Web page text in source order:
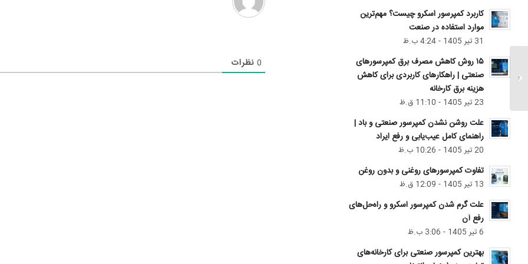
0نظرات
کاربرد کمپرسور اسکرو چیست؟ مهم‌ترین
موارد استفاده در صنعت
31 تیر 1405 - 4:24 ب.ظ
۱۵ روش کاهش مصرف برق کمپرسورهای
صنعتی | راهکارهای کاربردی برای کاهش
هزینه برق کارخانه
23 تیر 1405 - 11:10 ق.ظ
علت روشن نشدن کمپرسور صنعتی و باد |
راهنمای کامل عیب‌یابی و رفع ایراد
20 تیر 1405 - 10:26 ب.ظ
تفاوت کمپرسور‌های روغنی و بدون روغن
13 تیر 1405 - 12:09 ق.ظ
علت گرم شدن کمپرسور اسکرو و راه‌حل‌های
رفع آن
6 تیر 1405 - 3:06 ب.ظ
بهترین کمپرسور صنعتی برای کارخانه‌های
بهسان در نمایشگاه چاپ و
بسته بندی شهر آفتاب...